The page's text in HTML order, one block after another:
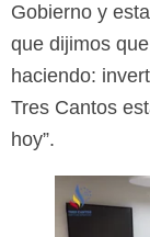
Gobierno y
que dijimos
haciendo:
Tres Cantos
hoy”.